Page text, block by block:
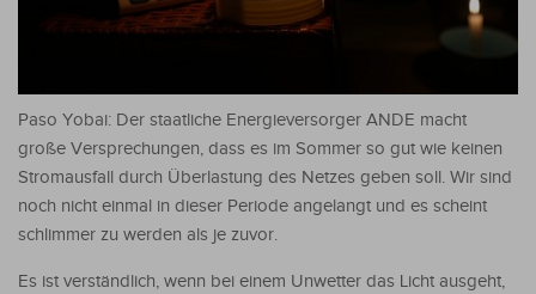
Paso Yobai: Der staatliche Energieversorger ANDE macht
große Versprechungen, dass es im Sommer so gut wie keinen
Stromausfall durch Überlastung des Netzes geben soll. Wir sind
noch nicht einmal in dieser Periode angelangt und es scheint
schlimmer zu werden als je zuvor.
Es ist verständlich, wenn bei einem Unwetter das Licht ausgeht,